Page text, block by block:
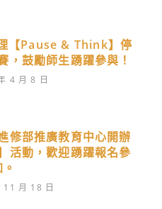
【Pause & Think】停
，鼓勵師生踴躍參與！
4 月 8 日
修部推廣教育中心開辦
活動，歡迎踴躍報名參
月 18 日